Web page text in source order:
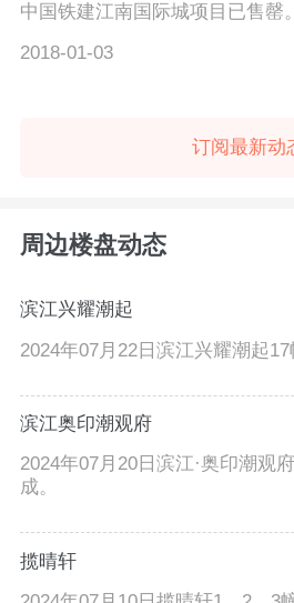
中国铁建江南国际城项目已售罄。
2018-01-03
订阅最新动
周边楼盘动态
滨江兴耀潮起
2024年07月22日滨江兴耀潮起17
滨江奥印潮观府
2024年07月20日滨江·奥印潮观
成。
揽晴轩